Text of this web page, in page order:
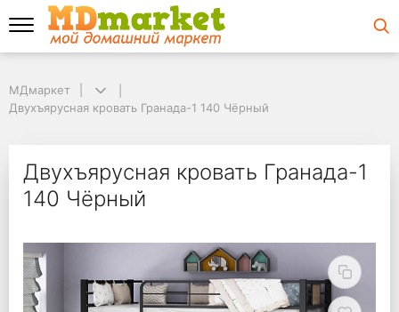
Двухъярусная кровать Гранада-1 140 Чёрный
Двухъярусная
МДмаркет
Двухъярусная кровать Гранада-1 140 Чёрный
Двухъярусная кровать Гранада-1
140 Чёрный